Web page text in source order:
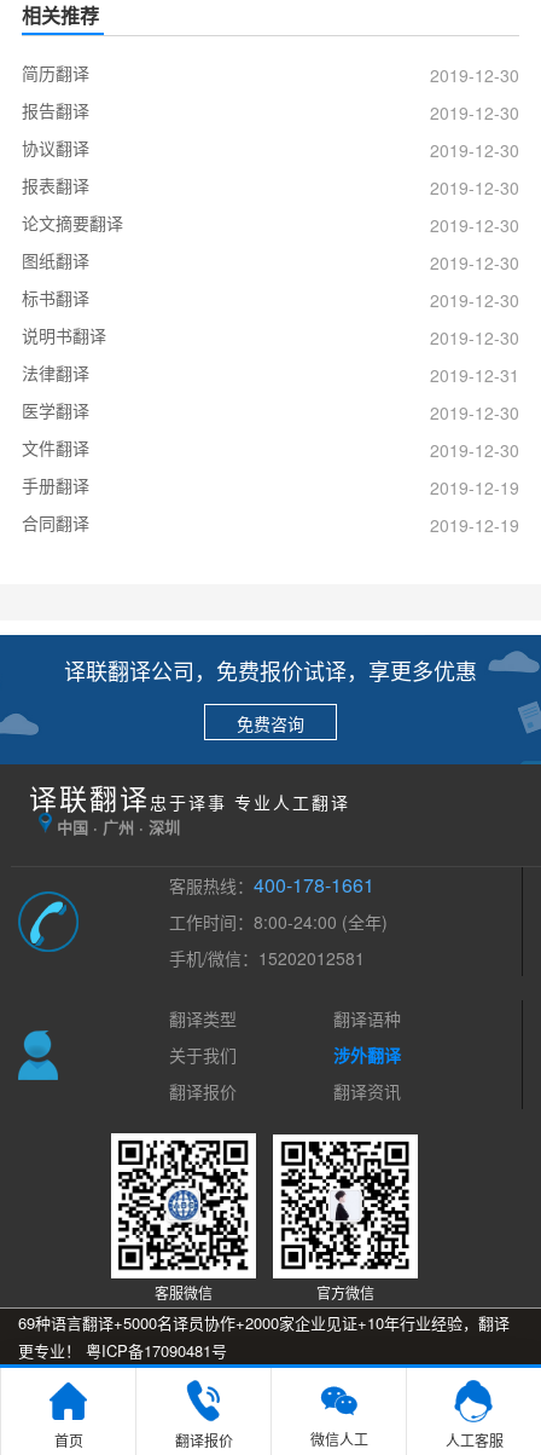
相关推荐
简历翻译
2019-12-30
报告翻译
2019-12-30
协议翻译
2019-12-30
报表翻译
2019-12-30
论文摘要翻译
2019-12-30
图纸翻译
2019-12-30
标书翻译
2019-12-30
说明书翻译
2019-12-30
法律翻译
2019-12-31
医学翻译
2019-12-30
文件翻译
2019-12-30
手册翻译
2019-12-19
合同翻译
2019-12-19
译联翻译公司，免费报价试译，享更多优惠
免费咨询
首页 翻译报价

微信人工 人工客服
译联翻译 忠于译事 专业人工翻译
中国 · 广州 · 深圳
客服热线：400-178-1661
工作时间：8:00-24:00 (全年)
手机/微信：15202012581
翻译类型
翻译语种
关于我们
涉外翻译
翻译报价
翻译资讯
客服微信 官方微信
69种语言翻译+5000名译员协作+2000家企业见证+10年行业经验，翻译
更专业！ 粤ICP备17090481号